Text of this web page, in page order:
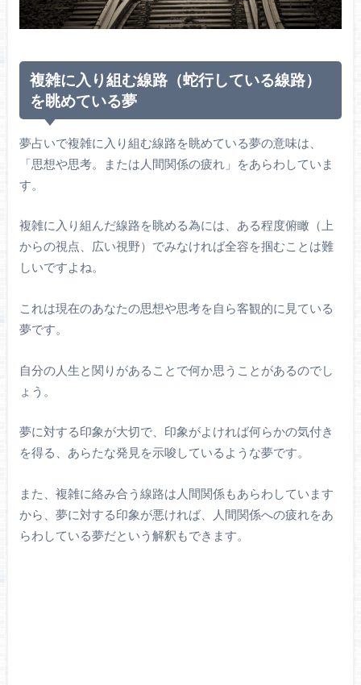
複雑に入り組む線路（蛇行している線路）
を眺めている夢
夢占いで複雑に入り組む線路を眺めている夢の意味は、
「思想や思考。または人間関係の疲れ」をあらわしていま
す。
複雑に入り組んだ線路を眺める為には、ある程度俯瞰（上
からの視点、広い視野）でみなければ全容を掴むことは難
しいですよね。
これは現在のあなたの思想や思考を自ら客観的に見ている
夢です。
自分の人生と関りがあることで何か思うことがあるのでし
ょう。
夢に対する印象が大切で、印象がよければ何らかの気付き
を得る、あらたな発見を示唆しているような夢です。
また、複雑に絡み合う線路は人間関係もあらわしています
から、夢に対する印象が悪ければ、人間関係への疲れをあ
らわしている夢だという解釈もできます。